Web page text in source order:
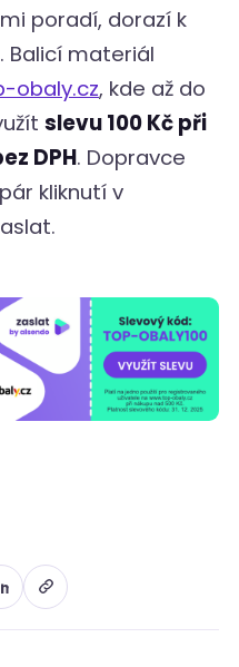
poradí, dorazí k
Balicí materiál
obaly.cz, kde až do
slevu 100 Kč při
DPH. Dopravce
kliknutí v